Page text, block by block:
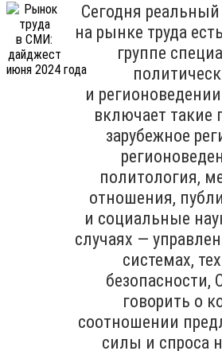
Сегодня
на рынке труда
группе
и
включает такие
зарубежное
политология,
отношения,
и социальные
случаях —
системах,
говорить о
соотношении
силы и спроса